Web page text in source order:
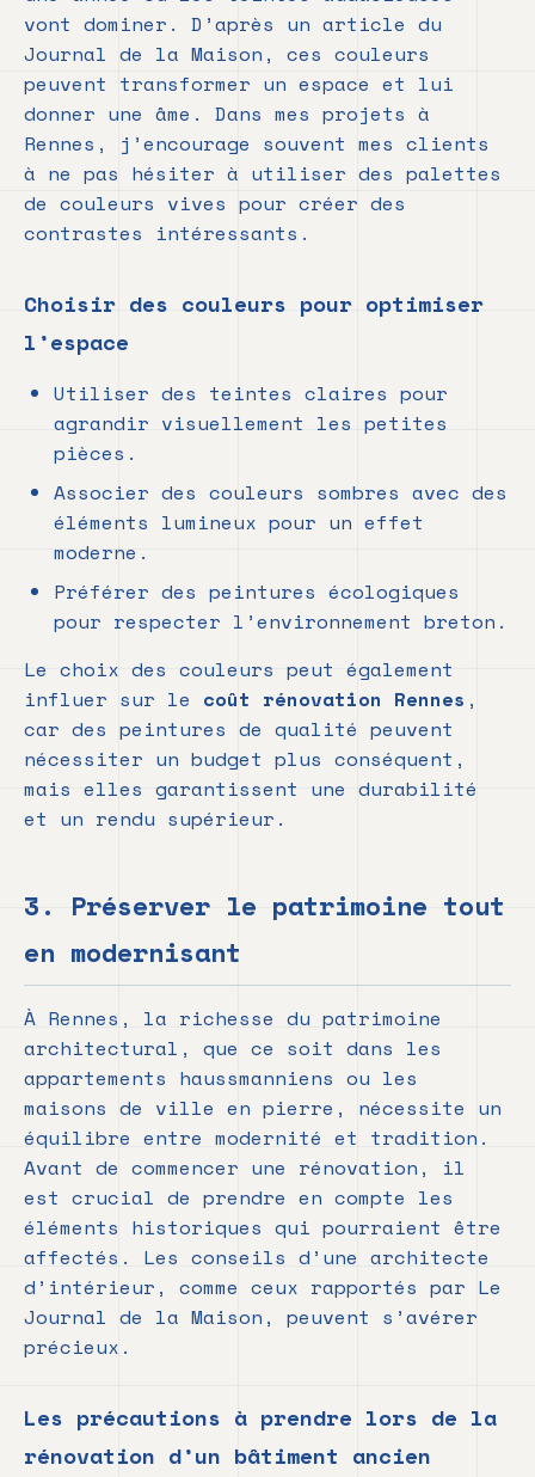
vont dominer. D’après un article du
Journal de la Maison, ces couleurs
peuvent transformer un espace et lui
donner une âme. Dans mes projets à
Rennes, j’encourage souvent mes clients
à ne pas hésiter à utiliser des palettes
de couleurs vives pour créer des
contrastes intéressants.
Choisir des couleurs pour optimiser
l’espace
Utiliser des teintes claires pour
agrandir visuellement les petites
pièces.
Associer des couleurs sombres avec des
éléments lumineux pour un effet
moderne.
Préférer des peintures écologiques
pour respecter l’environnement breton.
Le choix des couleurs peut également
influer sur le coût rénovation Rennes ,
car des peintures de qualité peuvent
nécessiter un budget plus conséquent,
mais elles garantissent une durabilité
et un rendu supérieur.
3. Préserver le patrimoine tout
en modernisant
À Rennes, la richesse du patrimoine
architectural, que ce soit dans les
appartements haussmanniens ou les
maisons de ville en pierre, nécessite un
équilibre entre modernité et tradition.
Avant de commencer une rénovation, il
est crucial de prendre en compte les
éléments historiques qui pourraient être
affectés. Les conseils d’une architecte
d’intérieur, comme ceux rapportés par Le
Journal de la Maison, peuvent s’avérer
précieux.
Les précautions à prendre lors de la
rénovation d’un bâtiment ancien